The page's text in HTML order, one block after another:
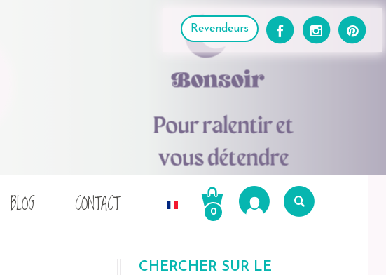
Revendeurs
BLOG CONTACT 0
CHERCHER SUR LE